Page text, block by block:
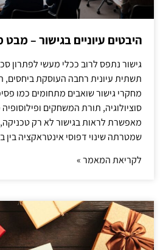
היבטים עיוניים בגישור –
גישור נתפס לרוב ככלי מעשי לפתרון
תשתית עיונית רחבה העוסקת
מחקרי גישור שואבים מתחומים כמו
סוציולוגיה, תורת המשחקים
מאפשרת לראות בגישור לא רק
שמטרתה שינוי דפוסי אינטראקציה בין
לקריאת המאמר »